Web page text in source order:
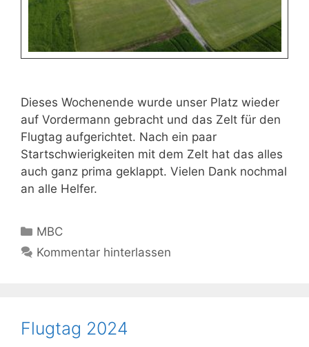
Dieses Wochenende wurde unser Platz wieder
auf Vordermann gebracht und das Zelt für den
Flugtag aufgerichtet. Nach ein paar
Startschwierigkeiten mit dem Zelt hat das alles
auch ganz prima geklappt. Vielen Dank nochmal
an alle Helfer.
Kategorien
MBC
Kommentar hinterlassen
Flugtag 2024